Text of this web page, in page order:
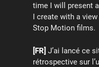
time I will present
I create with a
Stop Motion films.
[FR] J’ai lancé ce
rétrospective sur